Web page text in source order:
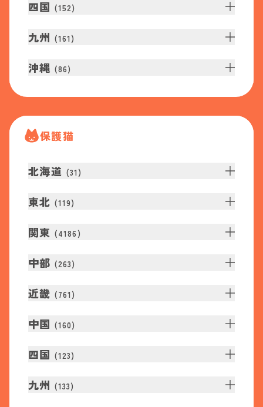
四国 (152)
九州 (161 )
沖縄 (86)
保護猫
北海道 (31 )
東北 (119)
関東 (4186 )
中部 (263)
近畿 (761 )
中国 (160)
四国 (123)
九州 (133)